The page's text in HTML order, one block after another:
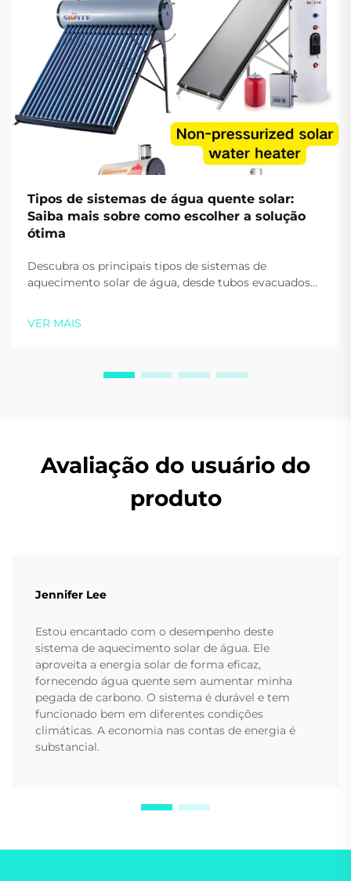
Tipos de sistemas de água quente solar:
Saiba mais sobre como escolher a solução
ótima
Descubra os principais tipos de sistemas de
aquecimento solar de água, desde tubos evacuados
especializada ainda hoje.
VER MAIS
Avaliação do usuário do
produto
Jennifer Lee
Estou encantado com o desempenho deste
sistema de aquecimento solar de água. Ele
aproveita a energia solar de forma eficaz,
fornecendo água quente sem aumentar minha
pegada de carbono. O sistema é durável e tem
funcionado bem em diferentes condições
climáticas. A economia nas contas de energia é
substancial.